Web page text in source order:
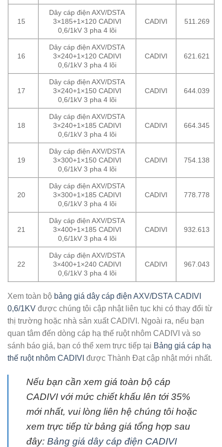
15
Dây cáp điện AXV/DSTA
3×185+1×120 CADIVI
0,6/1kV 3 pha 4 lõi
CADIVI 511.269
16
Dây cáp điện AXV/DSTA
3×240+1×120 CADIVI
0,6/1kV 3 pha 4 lõi
CADIVI 621.621
17
Dây cáp điện AXV/DSTA
3×240+1×150 CADIVI
0,6/1kV 3 pha 4 lõi
CADIVI 644.039
18
Dây cáp điện AXV/DSTA
3×240+1×185 CADIVI
0,6/1kV 3 pha 4 lõi
CADIVI 664.345
19
Dây cáp điện AXV/DSTA
3×300+1×150 CADIVI
0,6/1kV 3 pha 4 lõi
CADIVI 754.138
20
Dây cáp điện AXV/DSTA
3×300+1×185 CADIVI
0,6/1kV 3 pha 4 lõi
CADIVI 778.778
21
Dây cáp điện AXV/DSTA
3×400+1×185 CADIVI
0,6/1kV 3 pha 4 lõi
CADIVI 932.613
22
Dây cáp điện AXV/DSTA
3×400+1×240 CADIVI
0,6/1kV 3 pha 4 lõi
CADIVI 967.043
Xem toàn bộ bảng giá dây cáp điện AXV/DSTA CADIVI
0,6/1KV được chúng tôi cập nhật liên tục khi có thay đổi từ
thị trường hoặc nhà sản xuất CADIVI. Ngoài ra, nếu bạn
quan tâm đến dòng cáp hạ thế ruột nhôm CADIVI và so
sánh báo giá, bạn có thể xem trực tiếp tại Bảng giá cáp hạ
thế ruột nhôm CADIVI được Thành Đạt cập nhật mới nhất.
Nếu bạn cần xem giá toàn bộ cáp
CADIVI với mức chiết khấu lên tới 35%
mới nhất, vui lòng liên hệ chúng tôi hoặc
xem trực tiếp từ bảng giá tổng hợp sau
đây: Bảng giá dây cáp điện CADIVI